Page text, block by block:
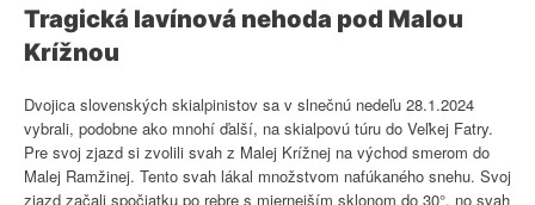
Tragická lavínová nehoda pod Malou
Krížnou
Dvojica slovenských skialpinistov sa v slnečnú nedeľu 28.1.2024
vybrali, podobne ako mnohí ďalší, na skialpovú túru do Veľkej Fatry.
Pre svoj zjazd si zvolili svah z Malej Krížnej na východ smerom do
Malej Ramžinej. Tento svah lákal množstvom nafúkaného snehu. Svoj
zjazd začali spočiatku po rebre s miernejším sklonom do 30°, no svah